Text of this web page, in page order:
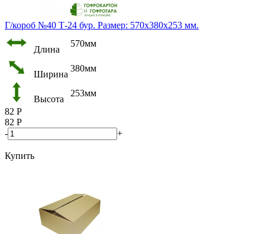
Г/короб №40 Т-24 бур. Размер: 570х380х253 мм.
Длина
570мм
Ширина
380мм
Высота
253мм
82 Р
82 Р
-
+
Купить